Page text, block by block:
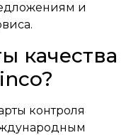
и
качества
контроля